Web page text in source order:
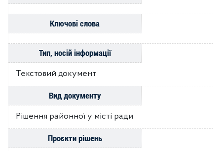
Ключові слова
Тип, носій інформації
Текстовий документ
Вид документу
Рішення районної у місті ради
Проєкти рішень